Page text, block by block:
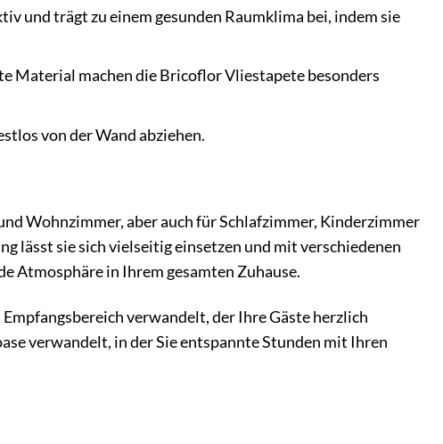
und trägt zu einem gesunden Raumklima bei, indem sie
Material machen die Bricoflor Vliestapete besonders
von der Wand abziehen.
Wohnzimmer, aber auch für Schlafzimmer, Kinderzimmer
lässt sie sich vielseitig einsetzen und mit verschiedenen
Atmosphäre in Ihrem gesamten Zuhause.
verwandelt, der Ihre Gäste herzlich
verwandelt, in der Sie entspannte Stunden mit Ihren